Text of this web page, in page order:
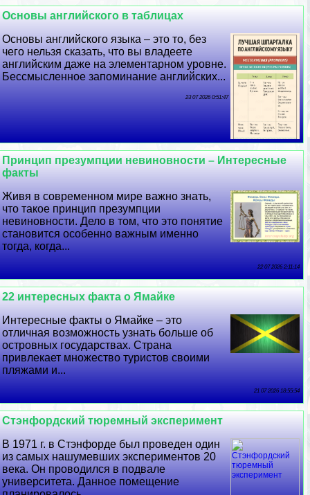
Основы английского в таблицах
Основы английского языка – это то, без
чего нельзя сказать, что вы владеете
английским даже на элементарном уровне.
Бессмысленное запоминание английских...
23 07 2026 0:51:47
Принцип презумпции невиновности – Интересные
факты
Живя в современном мире важно знать,
что такое принцип презумпции
невиновности. Дело в том, что это понятие
становится особенно важным именно
тогда, когда...
22 07 2026 2:11:14
22 интересных факта о Ямайке
Интересные факты о Ямайке – это
отличная возможность узнать больше об
островных государствах. Страна
привлекает множество туристов своими
пляжами и...
21 07 2026 18:55:54
Стэнфордский тюремный эксперимент
В 1971 г. в Стэнфорде был проведен один
из самых нашумевших экспериментов 20
века. Он проводился в подвале
университета. Данное помещение